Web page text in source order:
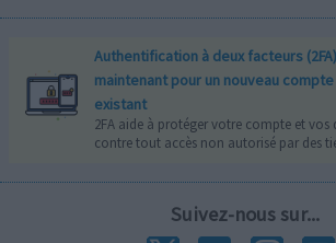
Authentification à deux facteurs
maintenant pour un nouveau
existant
2FA aide à protéger votre compte et vos
contre tout accès non autorisé par des
Suivez-nous sur...